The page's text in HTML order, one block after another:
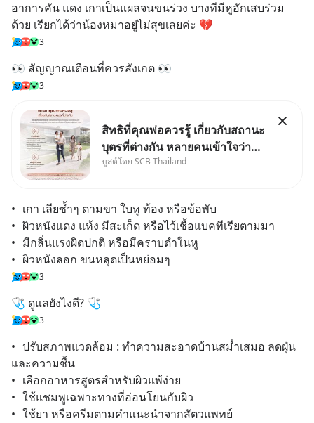
อาการคัน แดง เกาเป็นแผลจนขนร่วง บางทีมีหูอักเสบร่วม
ด้วย เรียกได้ว่าน้องหมาอยู่ไม่สุขเลยค่ะ 💔
3
👀 สัญญาณเตือนที่ควรสังเกต 👀
3
สิทธิที่คุณพ่อควรรู้ เกี่ยวกับสถานะ
บุตรที่ต่างกัน หลายคนเข้าใจว่า
"เมื่อเป็นลูกของพ่อและแม่ ก็ย่อม
กฎหมายไทยไม่ได้กำหนดไว้แบบ
นั้น
บูสต์โดย SCB Thailand
•	เกา เลียซ้ำๆ ตามขา ใบหู ท้อง หรือข้อพับ
•	ผิวหนังแดง แห้ง มีสะเก็ด หรือไว้เชื้อแบคทีเรียตามมา
•	มีกลิ่นแรงผิดปกติ หรือมีคราบดำในหู
•	ผิวหนังลอก ขนหลุดเป็นหย่อมๆ
3
🩺 ดูแลยังไงดี? 🩺
3
•	ปรับสภาพแวดล้อม : ทำความสะอาดบ้านสม่ำเสมอ ลดฝุ่น
และความชื้น
•	เลือกอาหารสูตรสำหรับผิวแพ้ง่าย
•	ใช้แชมพูเฉพาะทางที่อ่อนโยนกับผิว
•	ใช้ยา หรือครีมตามคำแนะนำจากสัตวแพทย์